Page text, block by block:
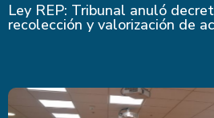
Ley REP: Tribunal anuló
recolección y valorización de